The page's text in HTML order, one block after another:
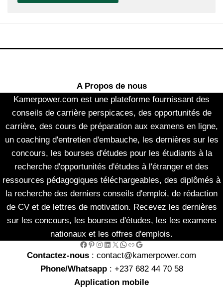
A Propos de nous
Kamerpower.com est une plateforme fournissant des
conseils de carrière perspicaces, des opportunités de
carrière, des cours de préparation aux examens en ligne,
un coaching d'entretien d'embauche, les dernières sur les
concours, les bourses d'études pour les étudiants à la
recherche d'opportunités d'études à l'étranger et des
ressources pédagogiques téléchargeables, des diplômés à
la recherche des derniers conseils d'emploi, de rédaction
de CV et de lettres de motivation. Recevez les dernières
sur les concours, les bourses d'études, les les examens
nationaux et les offres d'emplois.
Facebook Pinterest Instagram LinkedIn X WhatsApp Link Google
Contactez-nous : contact@kamerpower.com
Phone/Whatsapp: +237 682 44 70 58
Application mobile